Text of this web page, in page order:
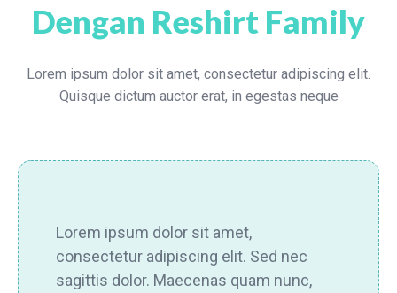
Dengan Reshirt Family
Lorem ipsum dolor sit amet, consectetur adipiscing elit.
Quisque dictum auctor erat, in egestas neque
Lorem ipsum dolor sit amet,
consectetur adipiscing elit. Sed nec
sagittis dolor. Maecenas quam nunc,